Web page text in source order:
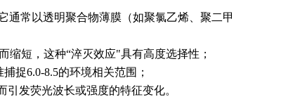
通常以透明聚合物薄膜（如聚氯乙烯、聚二甲
短，这种“淬灭效应"具有高度选择性；
捉6.0-8.5的环境相关范围；
发荧光波长或强度的特征变化。